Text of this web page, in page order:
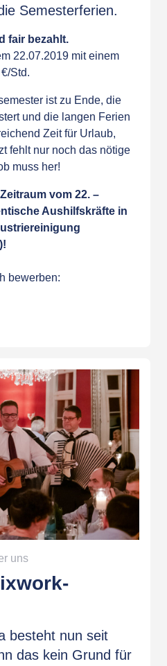
Semesterferien.
fair bezahlt.
22.07.2019 mit einem
Std.
ist zu Ende, die
und die langen Ferien
Zeit für Urlaub,
fehlt nur noch das nötige
muss her!
vom 22. –
Aushilfskräfte in
bewerben:
uns
besteht nun seit
das kein Grund für